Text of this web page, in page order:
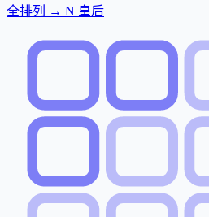
全排列 → N 皇后